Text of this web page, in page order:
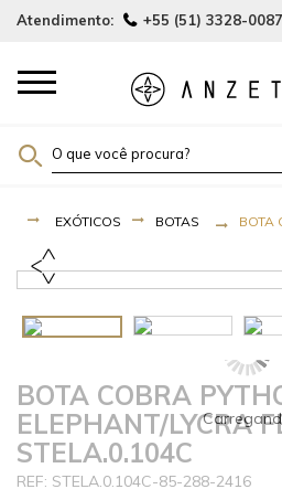
Atendimento: +55 (51) 3328-0087
EXÓTICOS BOTAS BOTA
BOTA COBRA
ELEPHANT/LYCRA
STELA.0.104C
STELA.0.104C-85-288-2416